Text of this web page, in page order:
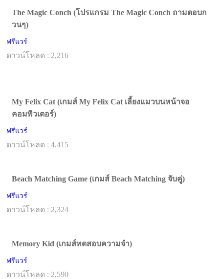
The Magic Conch (โปรแกรม The Magic Conch ถามตอบก
วนๆ)
ฟรีแวร์
ดาวน์โหลด : 2,216
My Felix Cat (เกมส์ My Felix Cat เลี้ยงแมวบนหน้าจอ
คอมพิวเตอร์)
ฟรีแวร์
ดาวน์โหลด : 4,415
Beach Matching Game (เกมส์ Beach Matching จับคู่)
ฟรีแวร์
ดาวน์โหลด : 2,324
Memory Kid (เกมส์ทดสอบความจำ)
ฟรีแวร์
ดาวน์โหลด : 2,590